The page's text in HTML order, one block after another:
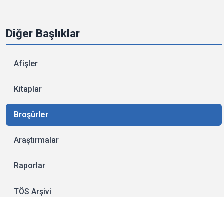
Diğer Başlıklar
Afişler
Kitaplar
Broşürler
Araştırmalar
Raporlar
TÖS Arşivi